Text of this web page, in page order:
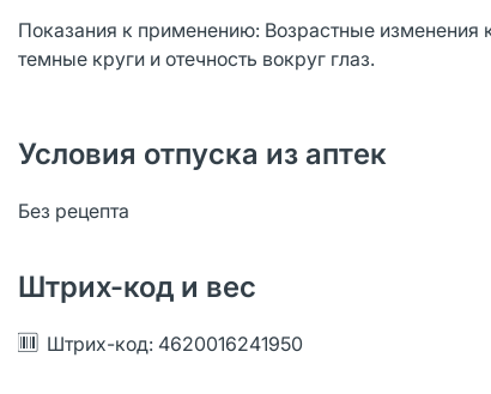
Показания к применению: Возрастные
темные круги и отечность вокруг глаз.
Условия отпуска из аптек
Без рецепта
Штрих-код и вес
Штрих-код: 4620016241950